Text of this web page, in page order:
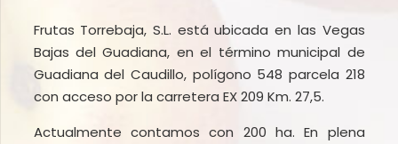
Frutas Torrebaja, S.L. está ubicada en las Vegas
Bajas del Guadiana, en el término municipal de
Guadiana del Caudillo, polígono 548 parcela 218
con acceso por la carretera EX 209 Km. 27,5.
Actualmente contamos con 200 ha. En plena